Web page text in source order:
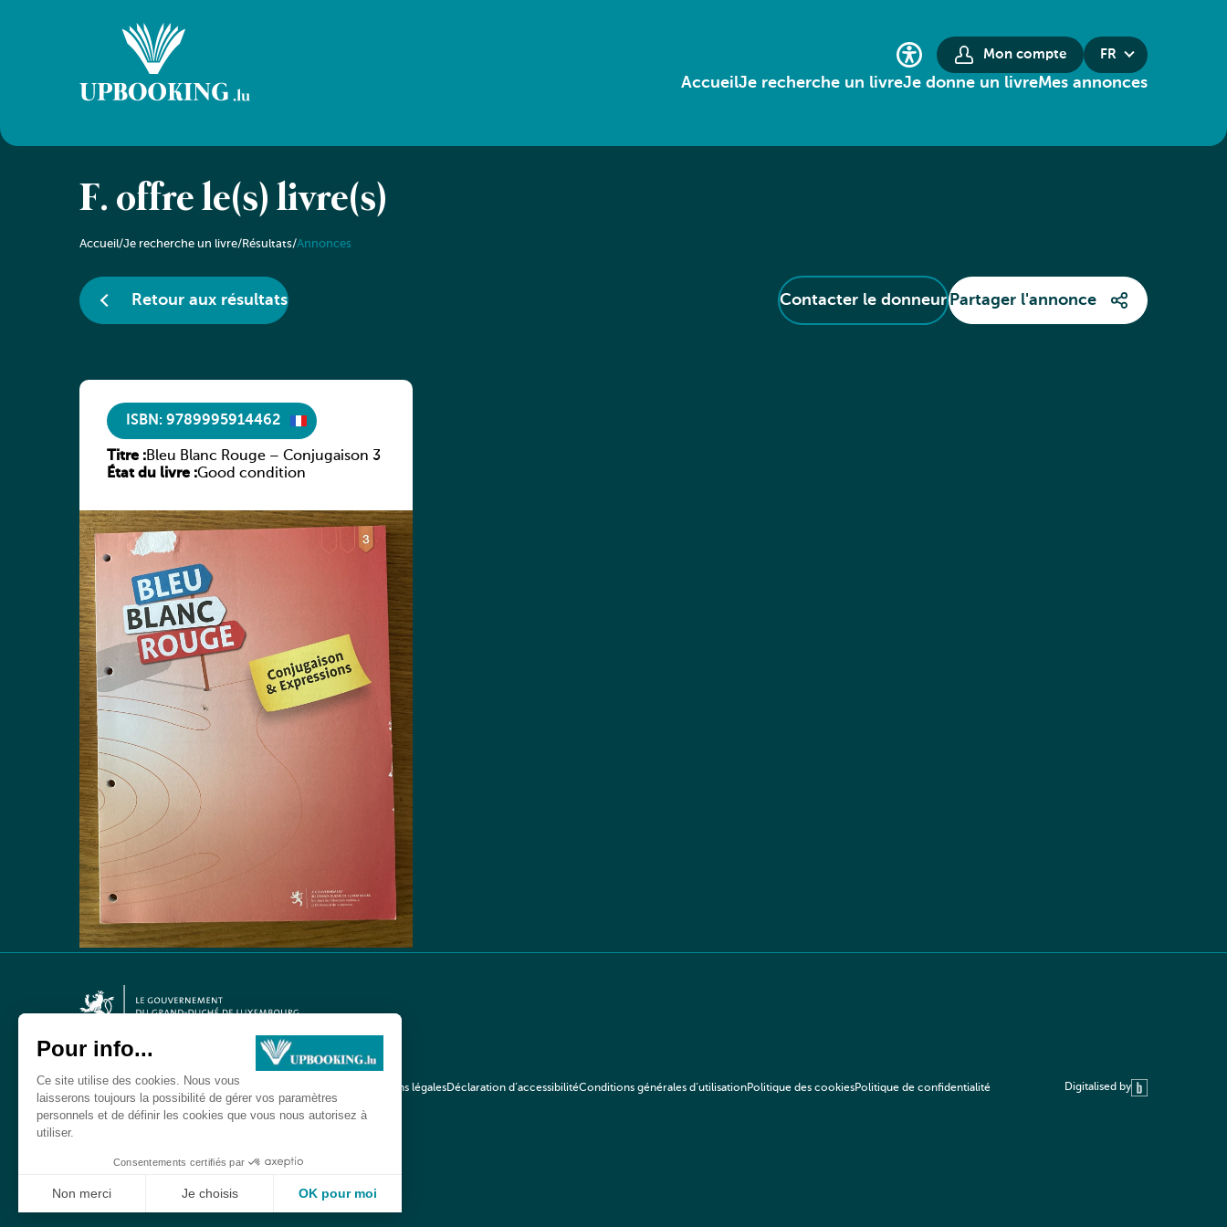
Mon compte FR
AccueilJe recherche un livreJe donne un livreMes annonces
F. offre le(s) livre(s)
Accueil/Je recherche un livre/Résultats/Annonces
Retour aux résultats Contacter le donneur Partager l'annonce
ISBN: 9789995914462
Titre :Bleu Blanc Rouge – Conjugaison 3
État du livre :Good condition
Mentions légalesDéclaration d’accessibilitéConditions générales d’utilisationPolitique des cookiesPolitique de confidentialité Digitalised by